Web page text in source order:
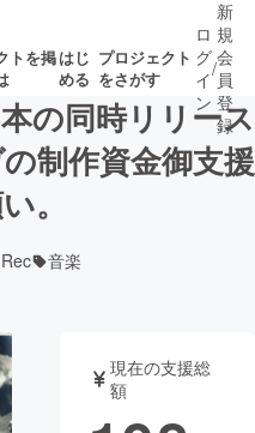
トを掲はじ
める
プロジェクト
をさがす
募集終了が近いプ
ト
ロ
グ
イ
ン
/
新
規
会
員
登
録
の同時リリース
制作資金御支援
。
音楽
現在の支援総
額